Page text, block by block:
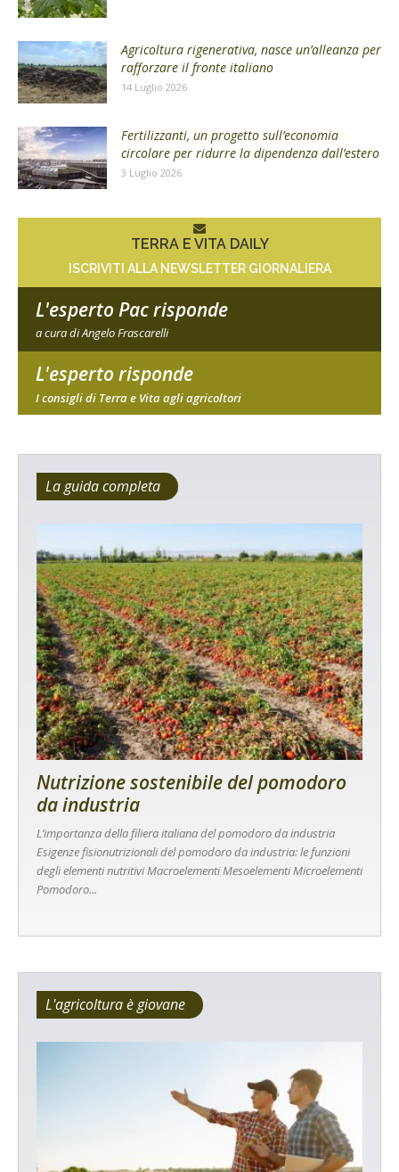
Agricoltura rigenerativa, nasce un’alleanza per
rafforzare il fronte italiano
14 Luglio 2026
Fertilizzanti, un progetto sull’economia
circolare per ridurre la dipendenza dall’estero
3 Luglio 2026
TERRA E VITA DAILY
ISCRIVITI ALLA NEWSLETTER GIORNALIERA
L'esperto Pac risponde
a cura di Angelo Frascarelli
L'esperto risponde
I consigli di Terra e Vita agli agricoltori
La guida completa
Nutrizione sostenibile del pomodoro
da industria
L’importanza della filiera italiana del pomodoro da industria
Esigenze fisionutrizionali del pomodoro da industria: le funzioni
degli elementi nutritivi Macroelementi Mesoelementi Microelementi
Pomodoro...
L'agricoltura è giovane